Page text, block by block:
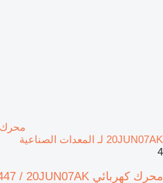
20JUN07AK لـ المعدات الصناعية
4